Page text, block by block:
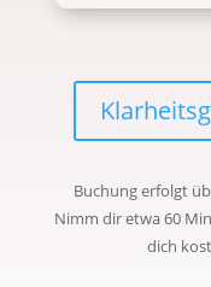
Buchung erfolgt
Nimm dir etwa 60
dich